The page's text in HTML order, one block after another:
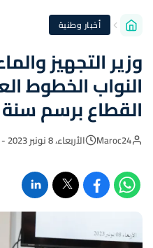
أخبار وطنية
وزير التجهيز
النواب الخطوط
القطاع برسم سنة 2024
Maroc24 الأربعاء، 8 نونبر 2023 - 18:41